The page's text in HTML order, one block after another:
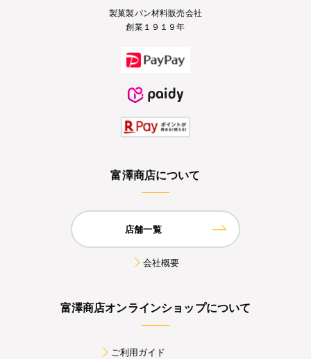
製菓製パン材料販売会社
創業１９１９年
富澤商店について
店舗一覧
会社概要
富澤商店オンラインショップについて
ご利用ガイド